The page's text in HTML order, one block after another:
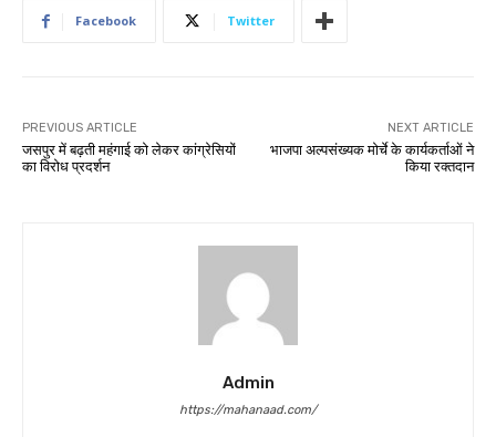
Facebook Twitter
PREVIOUS ARTICLE
जसपुर में बढ़ती महंगाई को लेकर कांग्रेसियों
का विरोध प्रदर्शन
NEXT ARTICLE
भाजपा अल्पसंख्यक मोर्चे के कार्यकर्ताओं ने
किया रक्तदान
Admin
https://mahanaad.com/